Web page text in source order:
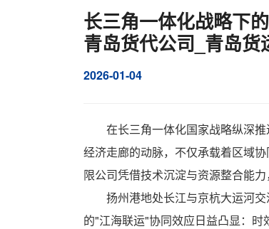
长三角一体化战略下
青岛货代公司_青岛
2026-01-04
在长三角一体化国家战略纵深
经济走廊的动脉，不仅承载着区域
限公司凭借技术沉淀与资源整合能
扬州港地处长江与京杭大运河
的"江海联运"协同效应日益凸显：